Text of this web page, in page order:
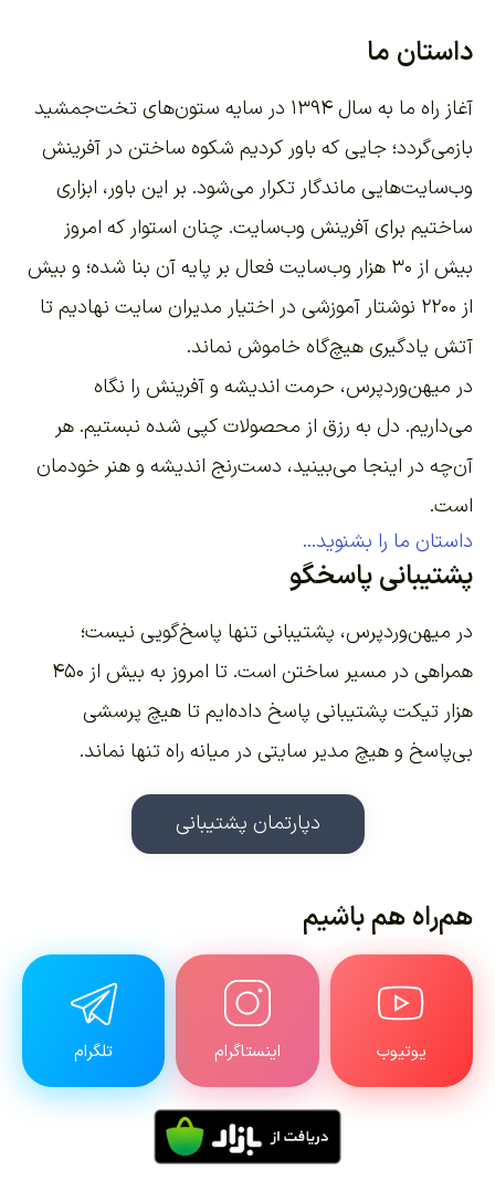
داستان ما
آغاز راه ما به سال ۱۳۹۴ در سایه ستون‌های تخت‌جمشید
بازمی‌گردد؛ جایی که باور کردیم شکوه ساختن در آفرینش
وب‌سایت‌هایی ماندگار تکرار می‌شود. بر این باور، ابزاری
ساختیم برای آفرینش وب‌سایت. چنان استوار که امروز
بیش از ۳۰ هزار وب‌سایت فعال بر پایه آن بنا شده؛ و بیش
از ۲۲۰۰
نوشتار آموزشی در اختیار مدیران سایت نهادیم تا
آتش یادگیری هیچ‌گاه خاموش نماند.
در میهن‌وردپرس، حرمت اندیشه و آفرینش را نگاه
می‌داریم. دل به رزق از محصولات کپی شده نبستیم. هر
آن‌چه در اینجا می‌بینید، دست‌رنج اندیشه و هنر خودمان
است.
داستان ما را بشنوید...
پشتیبانی پاسخگو
در میهن‌وردپرس، پشتیبانی تنها پاسخ‌گویی نیست؛
همراهی در مسیر ساختن است. تا امروز به بیش از ۴۵۰
هزار تیکت پشتیبانی پاسخ داده‌ایم تا هیچ پرسشی
بی‌پاسخ و هیچ مدیر سایتی در میانه راه تنها نماند.
دپارتمان پشتیبانی
هم‌راه هم باشیم
یوتیوب اینستاگرام تلگرام